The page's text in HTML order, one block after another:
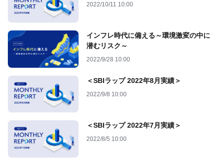
2022/10/11 10:00
インフレ時代に備える～環境激変の中に
潜むリスク～
2022/9/28 10:00
＜SBIラップ 2022年8月実績＞
2022/9/8 10:00
＜SBIラップ 2022年7月実績＞
2022/8/5 10:00